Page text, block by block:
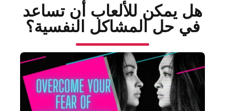
هل يمكن للألعاب أن تساعد
في حل المشاكل النفسية؟